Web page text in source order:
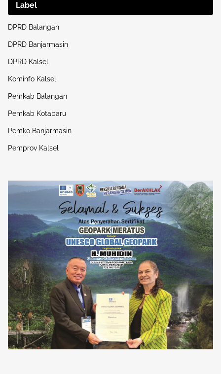
Label
DPRD Balangan
DPRD Banjarmasin
DPRD Kalsel
Kominfo Kalsel
Pemkab Balangan
Pemkab Kotabaru
Pemko Banjarmasin
Pemprov Kalsel